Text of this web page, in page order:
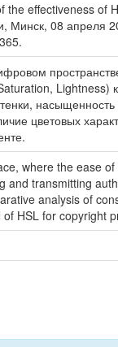
effectiveness
08 апреля
цветовых
where the ease
transmitting
analysis of
HSL for copyright